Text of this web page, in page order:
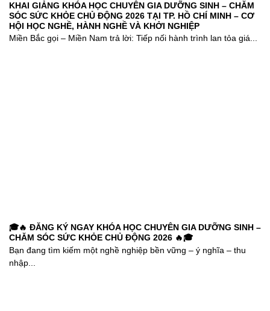
KHAI GIẢNG KHÓA HỌC CHUYÊN GIA DƯỠNG SINH – CHĂM
SÓC SỨC KHỎE CHỦ ĐỘNG 2026 TẠI TP. HỒ CHÍ MINH – CƠ
HỘI HỌC NGHỀ, HÀNH NGHỀ VÀ KHỞI NGHIỆP
Miền Bắc gọi – Miền Nam trả lời: Tiếp nối hành trình lan tỏa giá...
🎓🔥 ĐĂNG KÝ NGAY KHÓA HỌC CHUYÊN GIA DƯỠNG SINH –
CHĂM SÓC SỨC KHỎE CHỦ ĐỘNG 2026 🔥🎓
Bạn đang tìm kiếm một nghề nghiệp bền vững – ý nghĩa – thu
nhập...